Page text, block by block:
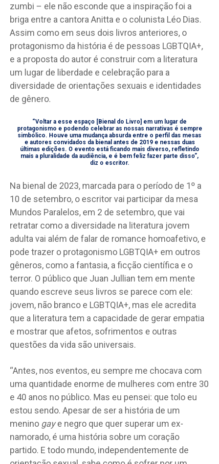
zumbi – ele não esconde que a inspiração foi a
briga entre a cantora Anitta e o colunista Léo Dias.
Assim como em seus dois livros anteriores, o
protagonismo da história é de pessoas LGBTQIA+,
e a proposta do autor é construir com a literatura
um lugar de liberdade e celebração para a
diversidade de orientações sexuais e identidades
de gênero.
“Voltar a esse espaço [Bienal do Livro] em um lugar de
protagonismo e podendo celebrar as nossas narrativas é sempre
simbólico. Houve uma mudança absurda entre o perfil das mesas
e autores convidados da bienal antes de 2019 e nessas duas
últimas edições. O evento está ficando mais diverso, refletindo
mais a pluralidade da audiência, e é bem feliz fazer parte disso”,
diz o escritor.
Na bienal de 2023, marcada para o período de 1º a
10 de setembro, o escritor vai participar da mesa
Mundos Paralelos, em 2 de setembro, que vai
retratar como a diversidade na literatura jovem
adulta vai além de falar de romance homoafetivo, e
pode trazer o protagonismo LGBTQIA+ em outros
gêneros, como a fantasia, a ficção científica e o
terror. O público que Juan Jullian tem em mente
quando escreve seus livros se parece com ele:
jovem, não branco e LGBTQIA+, mas ele acredita
que a literatura tem a capacidade de gerar empatia
e mostrar que afetos, sofrimentos e outras
questões da vida são universais.
“Antes, nos eventos, eu sempre me chocava com
uma quantidade enorme de mulheres com entre 30
e 40 anos no público. Mas eu pensei: que tolo eu
estou sendo. Apesar de ser a história de um
menino gaye negro que quer superar um ex-
namorado, é uma história sobre um coração
partido. E todo mundo, independentemente de